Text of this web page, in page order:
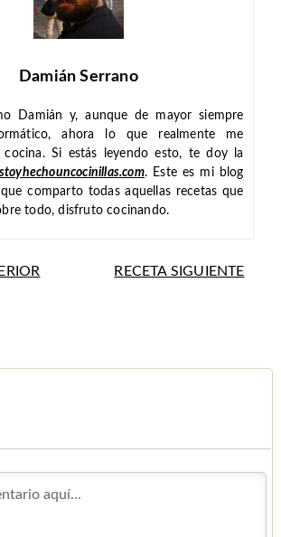
Damián Serrano
Damián y, aunque de mayor siempre
ahora lo que realmente me
cocina. Si estás leyendo esto, te doy la
. Este es mi blog
comparto todas aquellas recetas que
todo, disfruto cocinando.
RECETA SIGUIENTE